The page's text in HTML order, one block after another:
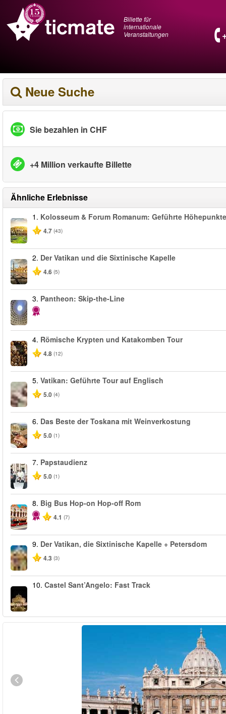
Billette für
internationale
Veranstaltungen
Neue Suche
Sie bezahlen in CHF
+4 Million verkaufte Billette
Ähnliche Erlebnisse
1. Kolosseum & Forum Romanum: Geführte Höhepunkte
4.7 (43)
2. Der Vatikan und die Sixtinische Kapelle
4.6 (5)
3. Pantheon: Skip-the-Line
4. Römische Krypten und Katakomben Tour
4.8 (12)
5. Vatikan: Geführte Tour auf Englisch
5.0 (4)
6. Das Beste der Toskana mit Weinverkostung
5.0 (1)
7. Papstaudienz
5.0 (1)
8. Big Bus Hop-on Hop-off Rom
4.1 (7)
9. Der Vatikan, die Sixtinische Kapelle + Petersdom
4.3 (3)
10. Castel Sant’Angelo: Fast Track